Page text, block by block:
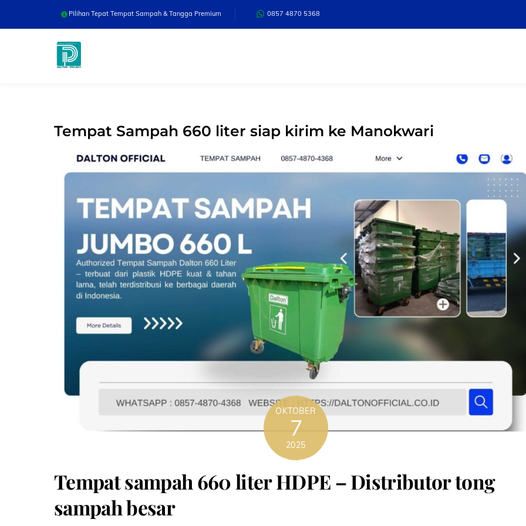
content
Pilihan Tepat Tempat Sampah & Tangga Premium 0857 4870 5368
Tempat Sampah 660 liter siap kirim ke Manokwari
OKTOBER
7
2025
Tempat sampah 660 liter HDPE – Distributor tong
sampah besar